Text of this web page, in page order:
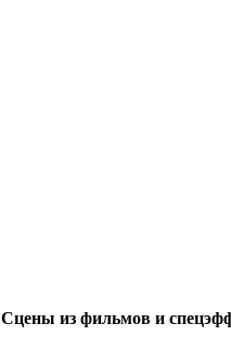
Сцены из фильмов и